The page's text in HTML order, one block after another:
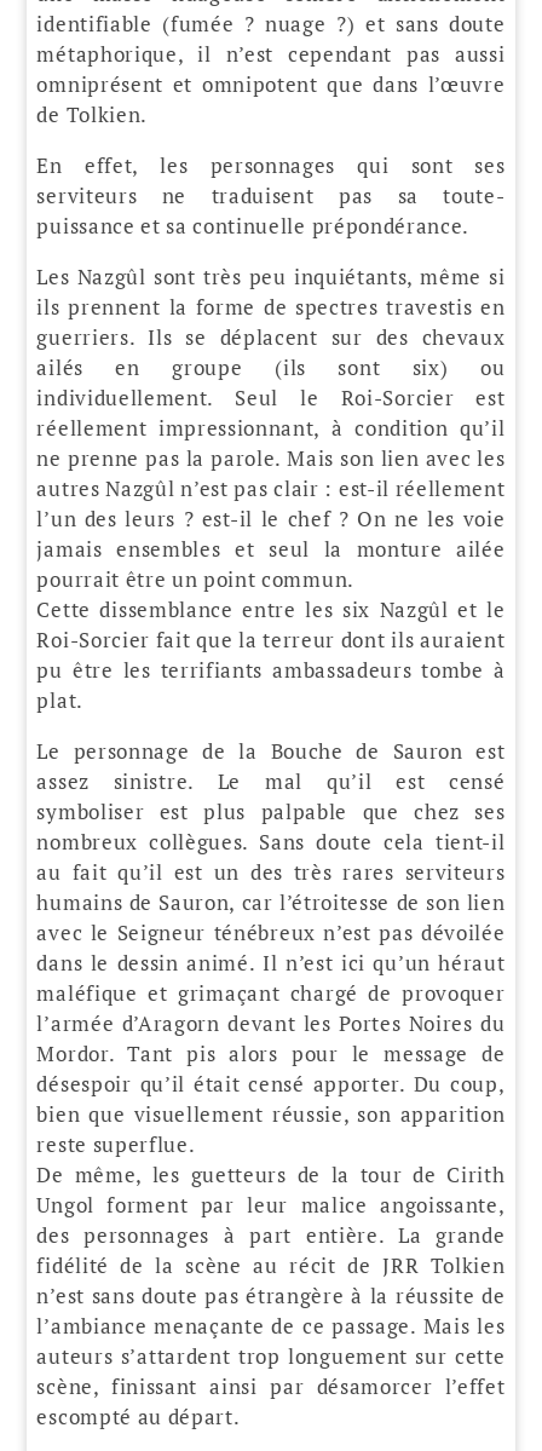
identifiable (fumée ? nuage ?) et sans doute
métaphorique, il n’est cependant pas aussi
omniprésent et omnipotent que dans l’œuvre
de Tolkien.
En effet, les personnages qui sont ses
serviteurs ne traduisent pas sa toute-
puissance et sa continuelle prépondérance.
Les Nazgûl sont très peu inquiétants, même si
ils prennent la forme de spectres travestis en
guerriers. Ils se déplacent sur des chevaux
ailés en groupe (ils sont six) ou
individuellement. Seul le Roi-Sorcier est
réellement impressionnant, à condition qu’il
ne prenne pas la parole. Mais son lien avec les
autres Nazgûl n’est pas clair : est-il réellement
l’un des leurs ? est-il le chef ? On ne les voie
jamais ensembles et seul la monture ailée
pourrait être un point commun.
Cette dissemblance entre les six Nazgûl et le
Roi-Sorcier fait que la terreur dont ils auraient
pu être les terrifiants ambassadeurs tombe à
plat.
Le personnage de la Bouche de Sauron est
assez sinistre. Le mal qu’il est censé
symboliser est plus palpable que chez ses
nombreux collègues. Sans doute cela tient-il
au fait qu’il est un des très rares serviteurs
humains de Sauron, car l’étroitesse de son lien
avec le Seigneur ténébreux n’est pas dévoilée
dans le dessin animé. Il n’est ici qu’un héraut
maléfique et grimaçant chargé de provoquer
l’armée d’Aragorn devant les Portes Noires du
Mordor. Tant pis alors pour le message de
désespoir qu’il était censé apporter. Du coup,
bien que visuellement réussie, son apparition
reste superflue.
De même, les guetteurs de la tour de Cirith
Ungol forment par leur malice angoissante,
des personnages à part entière. La grande
fidélité de la scène au récit de JRR Tolkien
n’est sans doute pas étrangère à la réussite de
l’ambiance menaçante de ce passage. Mais les
auteurs s’attardent trop longuement sur cette
scène, finissant ainsi par désamorcer l’effet
escompté au départ.